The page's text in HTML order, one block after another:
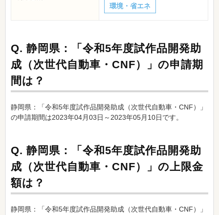
環境・省エネ
Q. 静岡県：「令和5年度試作品開発助
成（次世代自動車・CNF）」の申請期
間は？
静岡県：「令和5年度試作品開発助成（次世代自動車・CNF）」
の申請期間は2023年04月03日～2023年05月10日です。
Q. 静岡県：「令和5年度試作品開発助
成（次世代自動車・CNF）」の上限金
額は？
静岡県：「令和5年度試作品開発助成（次世代自動車・CNF）」